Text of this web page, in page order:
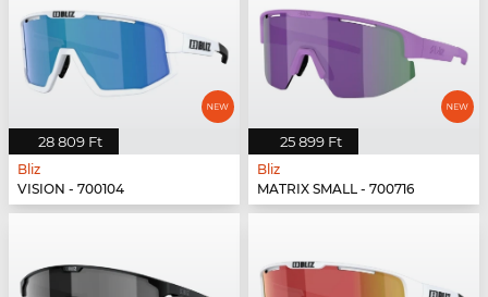
28 809 Ft
Bliz
VISION - 700104
25 899 Ft
Bliz
MATRIX SMALL - 700716